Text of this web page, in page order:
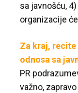
sa javnošću,
organizacije
Za kraj,
odnosa sa
PR
važno,